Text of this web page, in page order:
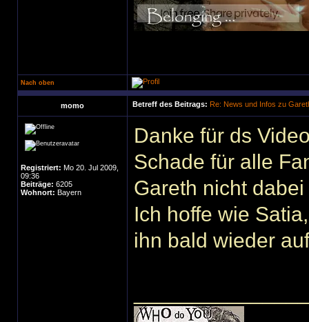
Nach oben
momo Betreff des Beitrags: Re: News und Infos zu
Registriert: Mo 20. Jul 2009,
09:36
Beiträge: 6205
Wohnort: Bayern
Danke für ds
Schade für alle
Gareth nicht
Ich hoffe wie
ihn bald wieder